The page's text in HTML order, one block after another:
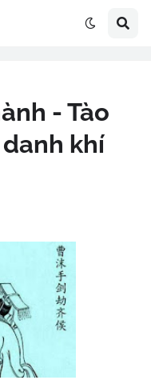
- Tào
khí